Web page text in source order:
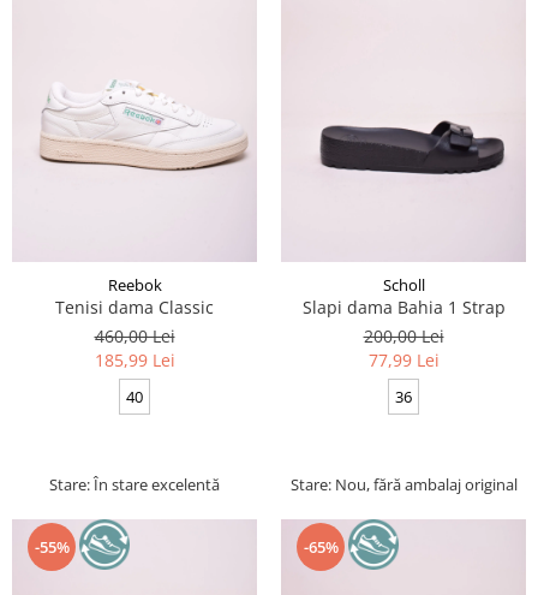
Reebok
Tenisi dama Classic
460,00 Lei
185,99 Lei
40
Stare: În stare excelentă
Scholl
Slapi dama Bahia 1 Strap
200,00 Lei
77,99 Lei
36
Stare: Nou, fără ambalaj original
-55% -65%